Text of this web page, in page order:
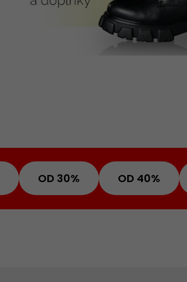
OD 30% OD 40%